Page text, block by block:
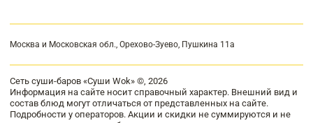
Москва и Московская обл., Орехово-Зуево, Пушкина 11а
Сеть суши-баров «Суши Wok» ©, 2026
Информация на сайте носит справочный характер. Внешний вид и
состав блюд могут отличаться от представленных на сайте.
Подробности у операторов. Акции и скидки не суммируются и не